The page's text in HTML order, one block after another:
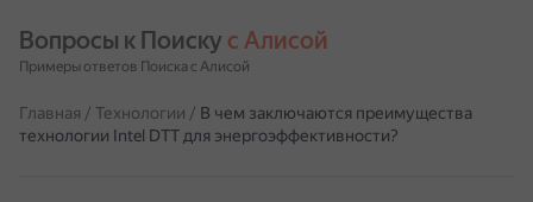
Вопросы к Поиску с Алисой
Примеры ответов Поиска с Алисой
Главная / Технологии / В чем заключаются преимущества
технологии Intel DTT для энергоэффективности?